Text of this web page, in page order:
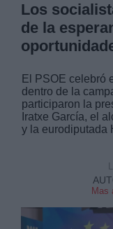
Los
de la
El PSOE celebró
dentro de la
participaron la
Iratxe García, el
y la eurodiputada
Mas
Legitimación:
Destinatarios: